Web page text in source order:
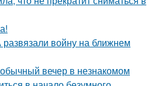
войну на ближнем
вечер в незнакомом